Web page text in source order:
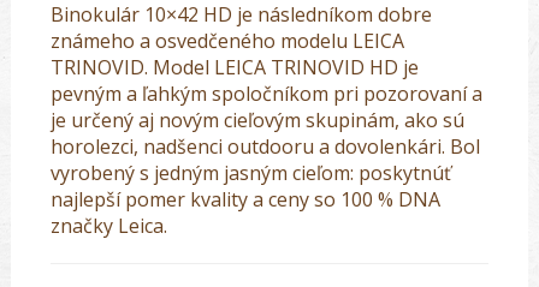
Binokulár 10×42 HD je následníkom dobre
známeho a osvedčeného modelu LEICA
TRINOVID. Model LEICA TRINOVID HD je
pevným a ľahkým spoločníkom pri pozorovaní a
je určený aj novým cieľovým skupinám, ako sú
horolezci, nadšenci outdooru a dovolenkári. Bol
vyrobený s jedným jasným cieľom: poskytnúť
najlepší pomer kvality a ceny so 100 % DNA
značky Leica.